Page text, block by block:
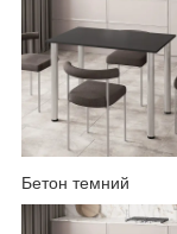
Бетон темний